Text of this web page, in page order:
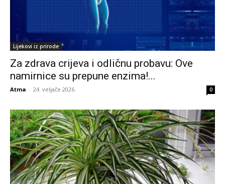
Lijekovi iz prirode
Za zdrava crijeva i odličnu probavu: Ove
namirnice su prepune enzima!...
Atma - 24. veljače 2026. 0